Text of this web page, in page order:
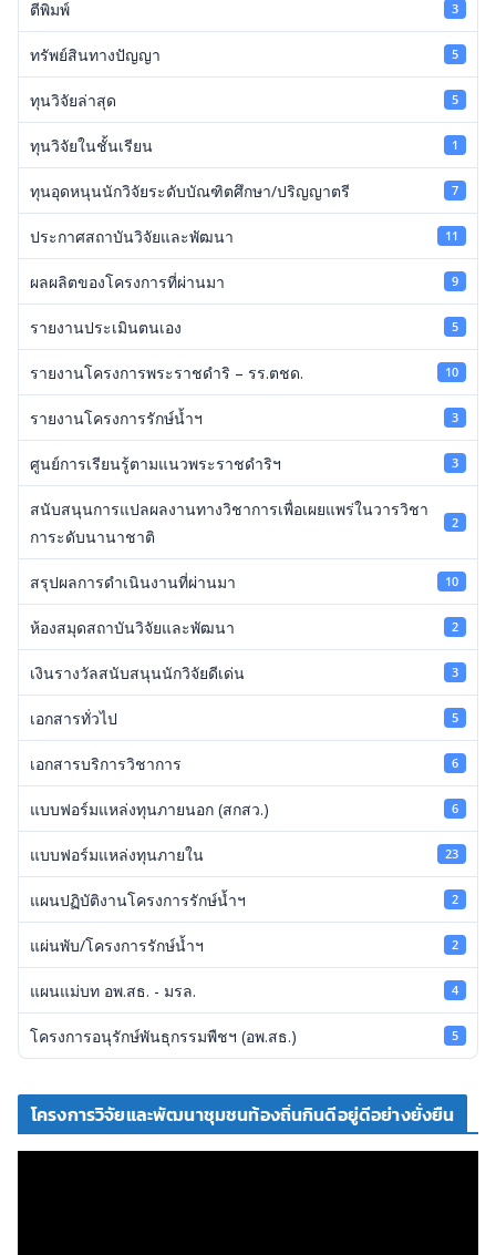
ตีพิมพ์ 3
ทรัพย์สินทางปัญญา 5
ทุนวิจัยล่าสุด 5
ทุนวิจัยในชั้นเรียน 1
ทุนอุดหนุนนักวิจัยระดับบัณฑิตศึกษา/ปริญญาตรี 7
ประกาศสถาบันวิจัยและพัฒนา 11
ผลผลิตของโครงการที่ผ่านมา 9
รายงานประเมินตนเอง 5
รายงานโครงการพระราชดำริ – รร.ตชด. 10
รายงานโครงการรักษ์น้ำฯ 3
ศูนย์การเรียนรู้ตามแนวพระราชดำริฯ 3
สนับสนุนการแปลผลงานทางวิชาการเพื่อเผยแพร่ในวารวิชา
การะดับนานาชาติ
2
สรุปผลการดำเนินงานที่ผ่านมา 10
ห้องสมุดสถาบันวิจัยและพัฒนา 2
เงินรางวัลสนับสนุนนักวิจัยดีเด่น 3
เอกสารทั่วไป 5
เอกสารบริการวิชาการ 6
แบบฟอร์มแหล่งทุนภายนอก (สกสว.) 6
แบบฟอร์มแหล่งทุนภายใน 23
แผนปฏิบัติงานโครงการรักษ์น้ำฯ 2
แผ่นพับ/โครงการรักษ์น้ำฯ 2
แผนแม่บท อพ.สธ. - มรล. 4
โครงการอนุรักษ์พันธุกรรมพืชฯ (อพ.สธ.) 5
โครงการวิจัยและพัฒนาชุมชนท้องถิ่นกินดีอยู่ดีอย่างยั่งยืน